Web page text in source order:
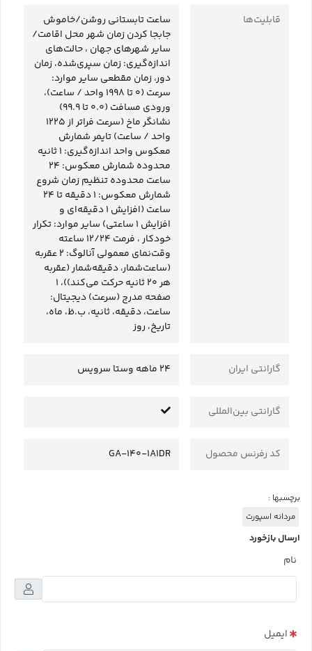
قابلیت‌ها
ساعت تابستانی روشن/خاموش
جابجا کردن زمان شهر محل اقامت/
سایر شهرهای جهان ، حالت‌های
اندازه‌گیری: زمان سپری‌شده، زمان
دور، زمان مقطعی سایر موارد:
سرعت (0 تا 1998 واحد / ساعت)،
ورودی مسافت (0.0 تا 99.9)
نشانگر ماخ (سرعت فراتر از 1225
واحد / ساعت) تایمر شمارش
معکوس واحد اندازه‌گیری: 1 ثانیه
محدوده شمارش معکوس: 24
ساعت محدوده تنظیم زمان شروع
شمارش معکوس: 1 دقیقه تا 24
ساعت (افزایش 1 دقیقه‌ای و
افزایش 1 ساعتی) سایر موارد: تکرار
خودکار ، فرمت 12/24 ساعته
وقت‌نمای معمولی آنالوگ: 2 عقربه
(ساعت‌شمار، دقیقه‌شمار (عقربه
هر 20 ثانیه حرکت می‌کند))، 1
صفحه مدرج (سرعت) دیجیتال:
ساعت، دقیقه، ثانیه، ب.ظ، ماه،
تاریخ، روز
گارانتی ایران 24 ماهه وستا سرویس
گارانتی بین‌المللی
کد رفرنس محصول GA-140-1A1DR
برچسبها :
مردانه اسپورت
ارسال بازخورد
نام
ایمیل